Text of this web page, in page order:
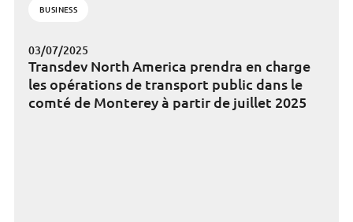
BUSINESS
03/07/2025
Transdev North America prendra en charge
les opérations de transport public dans le
comté de Monterey à partir de juillet 2025